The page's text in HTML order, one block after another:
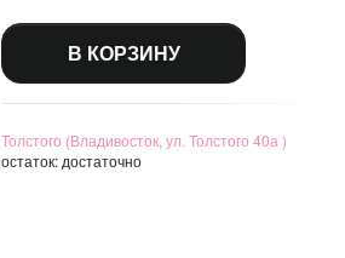
В КОРЗИНУ
Толстого (Владивосток, ул. Толстого 40а )
остаток:достаточно